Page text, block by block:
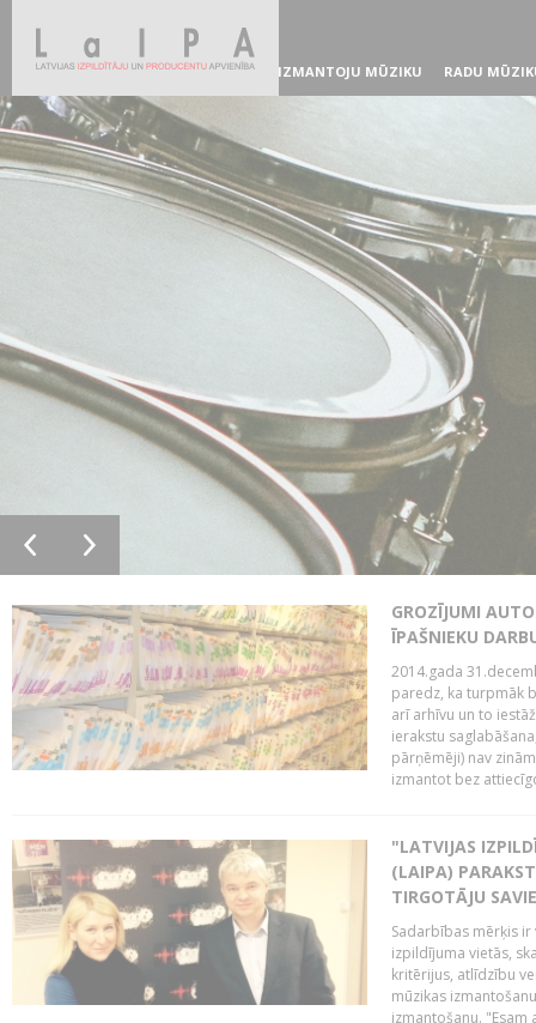
IZMANTOJU MŪZIKU RADU
GROZĪJUMI
ĪPAŠNIEKU
2014.gada
paredz, ka turpmāk
arī arhīvu un to
ierakstu
pārņēmēji) nav
izmantot bez
"LATVIJAS
(LAIPA)
TIRGOTĀJU
Sadarbības mērķis
izpildījuma vietās,
kritērijus, atlīdzību
mūzikas
izmantošanu.